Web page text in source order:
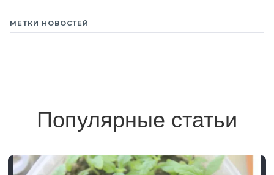
МЕТКИ НОВОСТЕЙ
Популярные статьи